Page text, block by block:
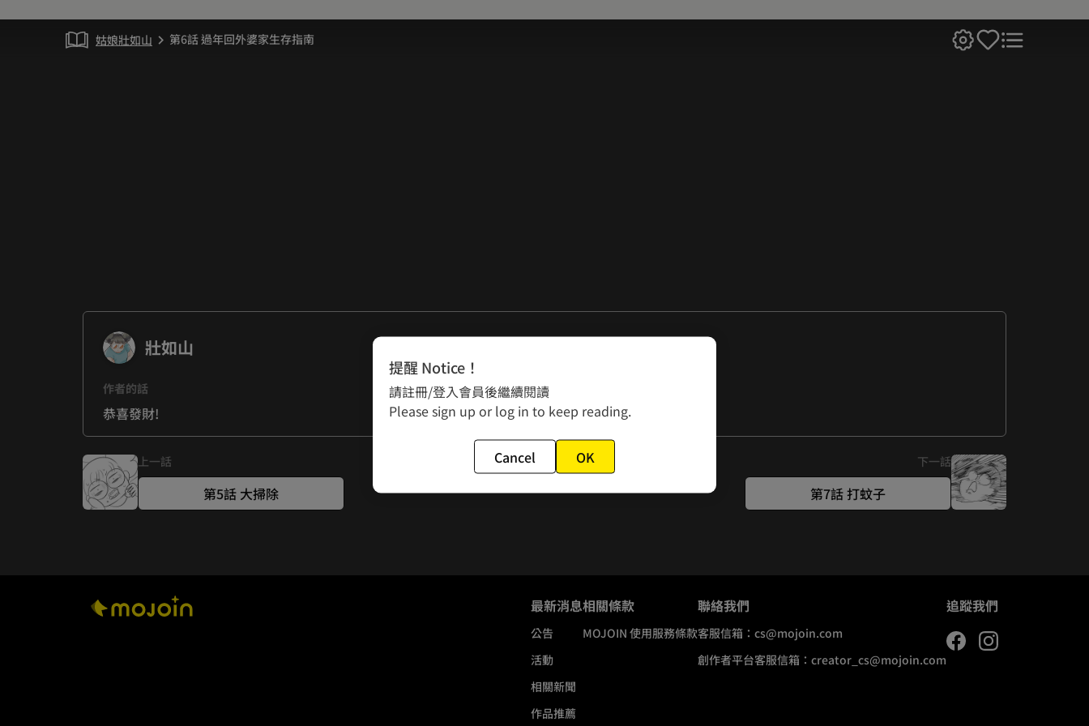
姑娘壯如山 chevron_right 第6話 過年回外婆家生存指南
壯如山
作者的話
恭喜發財!
上一話
第5話 大掃除
下一話
第7話 打蚊子
最新消息
公告
活動
相關新聞
作品推薦
相關條款
MOJOIN 使用服務條款
聯絡我們
客服信箱： cs@mojoin.com
創作者平台客服信箱： creator_cs@mojoin.com
追蹤我們
提醒 Notice！
請註冊/登入會員後繼續閱讀
Please sign up or log in to keep reading.
Cancel OK